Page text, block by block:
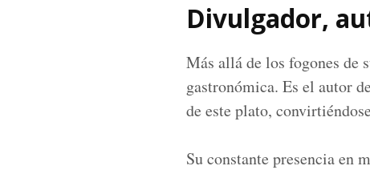
Divulgador,
Más allá de los fogones de
gastronómica. Es el autor
de este plato,
Su constante presencia en